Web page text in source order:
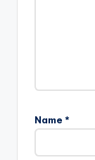
Name *